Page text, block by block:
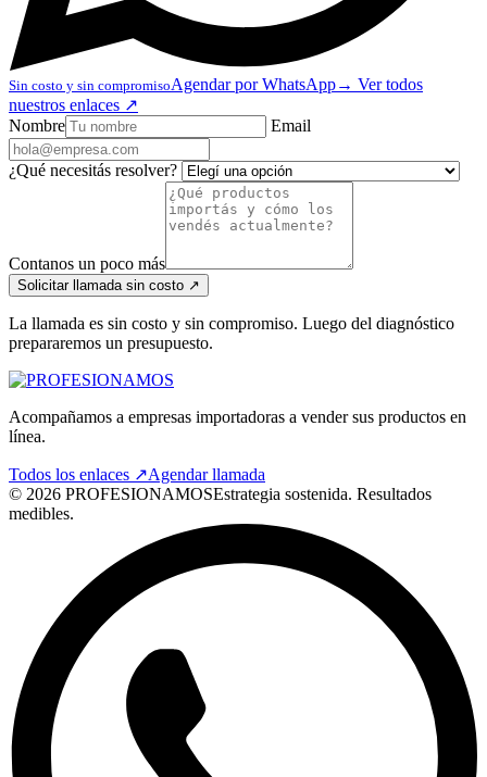
Sin costo y sin compromisoAgendar por WhatsApp→ Ver todos
nuestros enlaces ↗
Nombre
Email
¿Qué necesitás resolver?
Contanos un poco más
Solicitar llamada sin costo ↗
La llamada es sin costo y sin compromiso. Luego del diagnóstico
prepararemos un presupuesto.
Acompañamos a empresas importadoras a vender sus productos en
línea.
Todos los enlaces ↗Agendar llamada
© 2026 PROFESIONAMOSEstrategia sostenida. Resultados
medibles.